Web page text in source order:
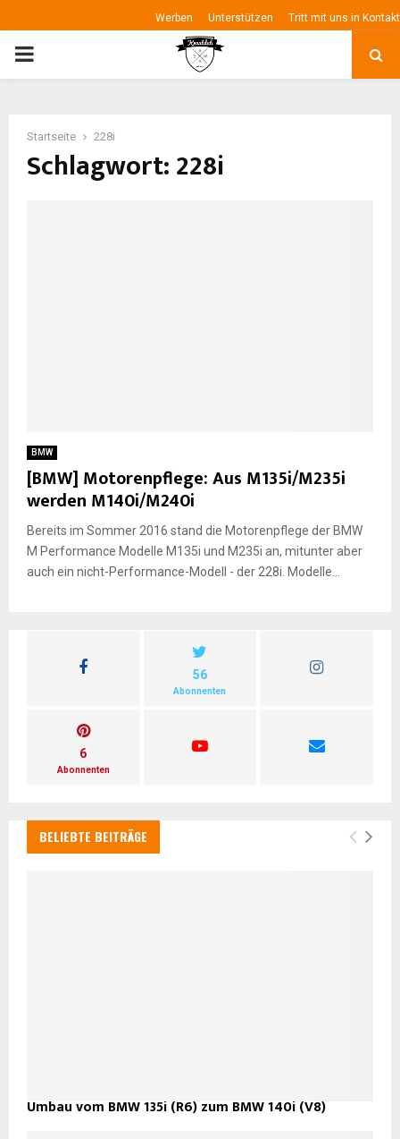
Werben Unterstützen Tritt mit uns in Kontakt
P
E
N
U
Startseite 228i
Schlagwort: 228i
BMW
[BMW] Motorenpflege: Aus M135i/M235i
werden M140i/M240i
Bereits im Sommer 2016 stand die Motorenpflege der BMW
M Performance Modelle M135i und M235i an, mitunter aber
auch ein nicht-Performance-Modell - der 228i. Modelle...
56
Abonnenten
6
Abonnenten
BELIEBTE BEITRÄGE
Umbau vom BMW 135i (R6) zum BMW 140i (V8)